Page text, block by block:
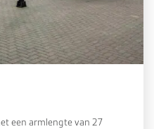
een armlengte van 27